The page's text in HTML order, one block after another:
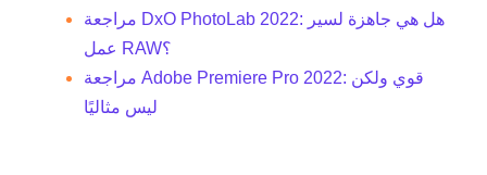
مراجعة DxO PhotoLab 2022: هل هي جاهزة لسير
عمل RAW؟
مراجعة Adobe Premiere Pro 2022: قوي ولكن
ليس مثاليًا